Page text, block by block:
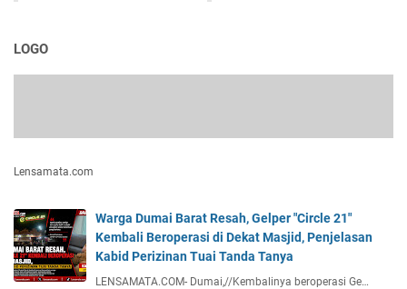
LOGO
Lensamata.com
Warga Dumai Barat Resah, Gelper "Circle 21"
Kembali Beroperasi di Dekat Masjid, Penjelasan
Kabid Perizinan Tuai Tanda Tanya
LENSAMATA.COM- Dumai,//Kembalinya beroperasi Ge…